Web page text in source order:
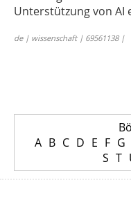
Unterstützung von
de | wissenschaft | 69561138 |
A B C D E F G
S T